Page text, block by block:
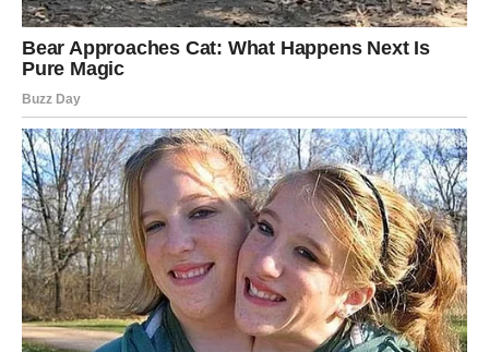
moraju da priznaju danisu uvek bile u pravu, čak i kada
su imale najbolje namere.
STRELAC – KRAJ BEŽANJA OD
ODGOVORNOSTI
Strelčevi vole slobodu, promene i beg od ograničenja. Ali
karma sada postavlja pitanje:od čega si zapravo bežao?
U prethodnom periodu mnogi Strelčevi su:
obećavali više nego što su ispunili